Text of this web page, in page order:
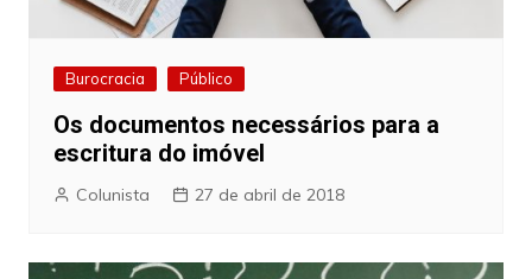
Burocracia Público
Os documentos necessários para a
escritura do imóvel
Colunista 27 de abril de 2018